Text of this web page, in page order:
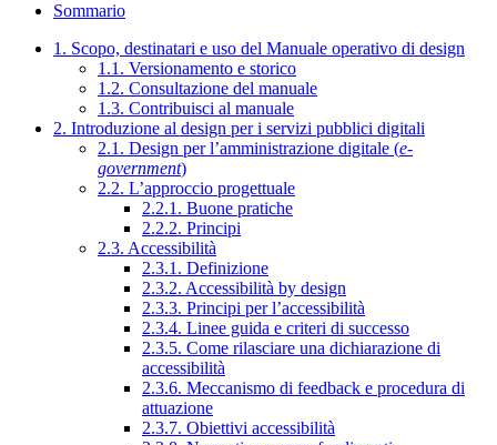
Sommario
1. Scopo, destinatari e uso del Manuale operativo di design
1.1. Versionamento e storico
1.2. Consultazione del manuale
1.3. Contribuisci al manuale
2. Introduzione al design per i servizi pubblici digitali
2.1. Design per l’amministrazione digitale (e-
government)
2.2. L’approccio progettuale
2.2.1. Buone pratiche
2.2.2. Principi
2.3. Accessibilità
2.3.1. Definizione
2.3.2. Accessibilità by design
2.3.3. Principi per l’accessibilità
2.3.4. Linee guida e criteri di successo
2.3.5. Come rilasciare una dichiarazione di
accessibilità
2.3.6. Meccanismo di feedback e procedura di
attuazione
2.3.7. Obiettivi accessibilità